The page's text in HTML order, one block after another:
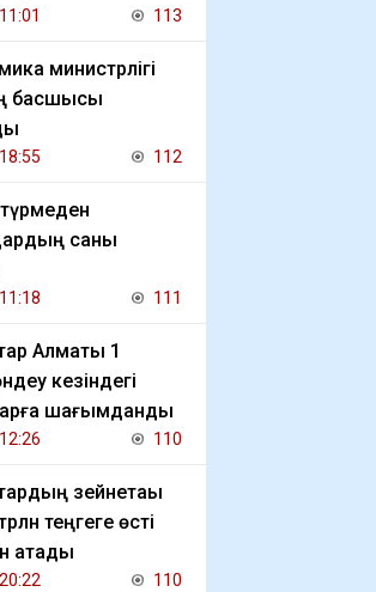
113
министрлігі
басшысы
112
саны
111
Алматы 1
кезіндегі
шағымданды
110
зейнетақы
теңгеге өсті
атады
110